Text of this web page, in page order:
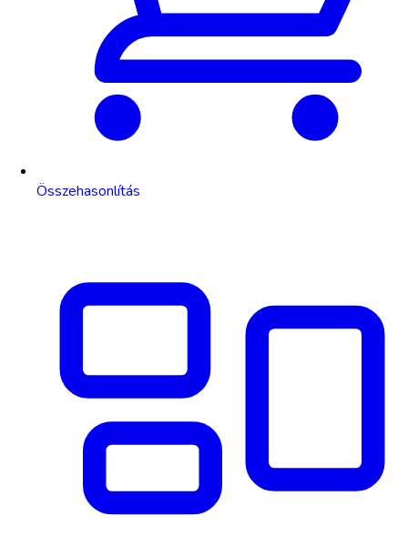
Összehasonlítás